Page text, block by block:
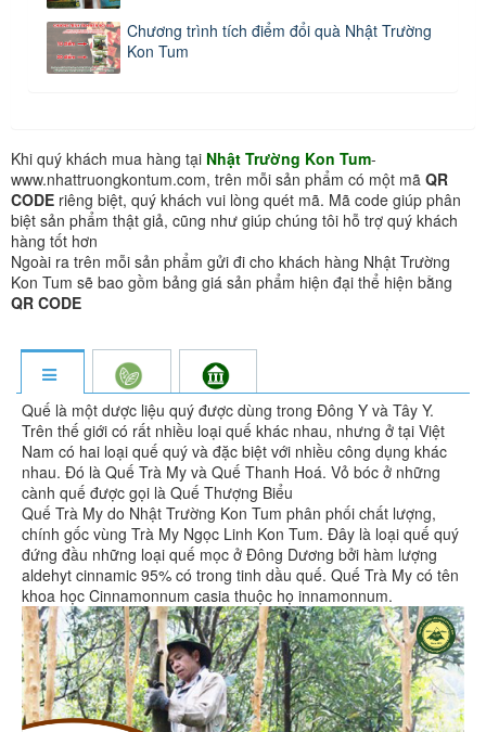
Chương trình tích điểm đổi quà Nhật Trường
Kon Tum
Khi quý khách mua hàng tại Nhật Trường Kon Tum-
www.nhattruongkontum.com, trên mỗi sản phẩm có một mã QR
CODE riêng biệt, quý khách vui lòng quét mã. Mã code giúp phân
biệt sản phẩm thật giả, cũng như giúp chúng tôi hỗ trợ quý khách
hàng tốt hơn
Ngoài ra trên mỗi sản phẩm gửi đi cho khách hàng Nhật Trường
Kon Tum sẽ bao gồm bảng giá sản phẩm hiện đại thể hiện bằng
QR CODE
Quế là một dược liệu quý được dùng trong Đông Y và Tây Y.
Trên thế giới có rất nhiều loại quế khác nhau, nhưng ở tại Việt
Nam có hai loại quế quý và đặc biệt với nhiều công dụng khác
nhau. Đó là Quế Trà My và Quế Thanh Hoá. Vỏ bóc ở những
cành quế được gọi là Quế Thượng Biểu
Quế Trà My do Nhật Trường Kon Tum phân phối chất lượng,
chính gốc vùng Trà My Ngọc Linh Kon Tum. Đây là loại quế quý
đứng đầu những loại quế mọc ở Đông Dương bởi hàm lượng
aldehyt cinnamic 95% có trong tinh dầu quế. Quế Trà My có tên
khoa học Cinnamonnum casia thuộc họ innamonnum.